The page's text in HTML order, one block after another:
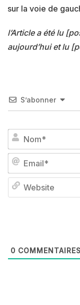
sur la voie de
l’Article a été lu
aujourd’hui et lu
S’abonner
0 COMMENTAIRES